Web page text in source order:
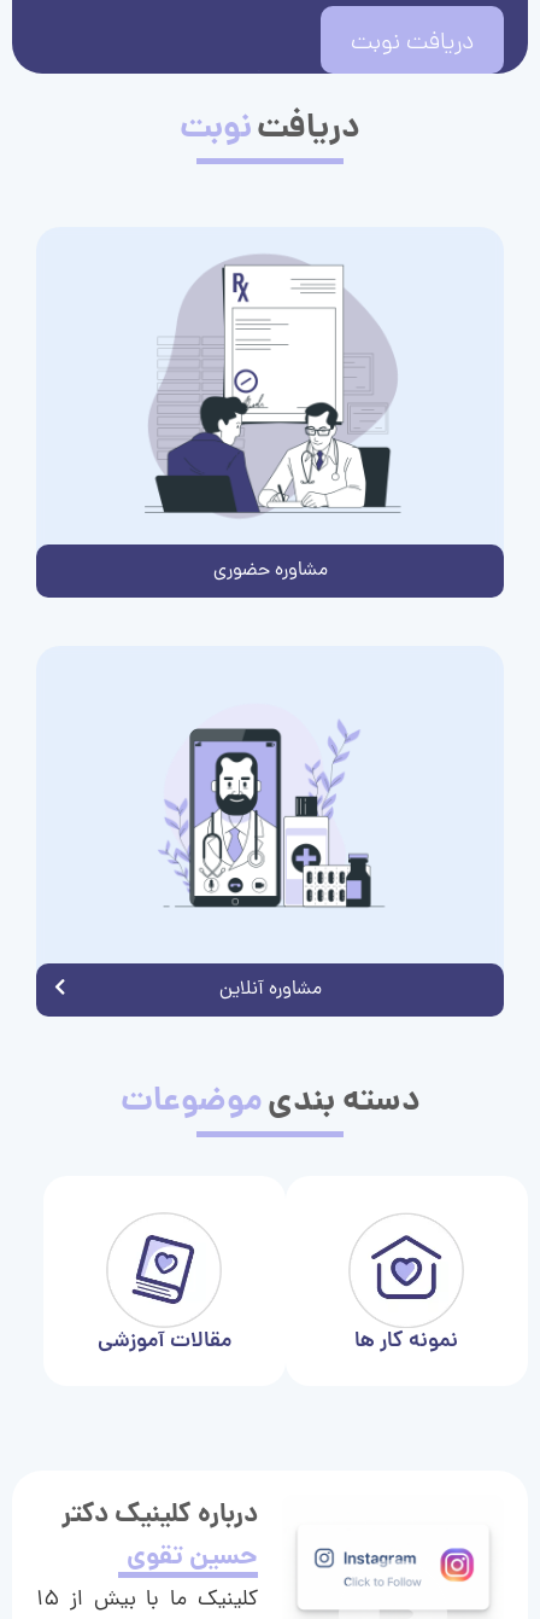
دریافت نوبت
دریافتنوبت
مشاوره حضوری
مشاوره آنلاین
دسته بندیموضوعات
نمونه کار ها مقالات آموزشی
درباره کلینیک دکتر
حسین تقوی
کلینیک ما با بیش از ۱۵